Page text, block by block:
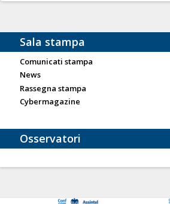
Sala stampa
Comunicati stampa
News
Rassegna stampa
Cybermagazine
Osservatori